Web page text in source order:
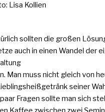
Lisa Kollien
soll­ten die gro­ßen
auch in einen Wandel der
Man muss nicht gleich von
sei­ner
Fragen soll­te man sich